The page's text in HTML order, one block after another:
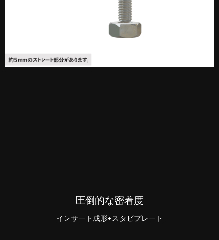
圧倒的な密着度
インサート成形+スタビプレート